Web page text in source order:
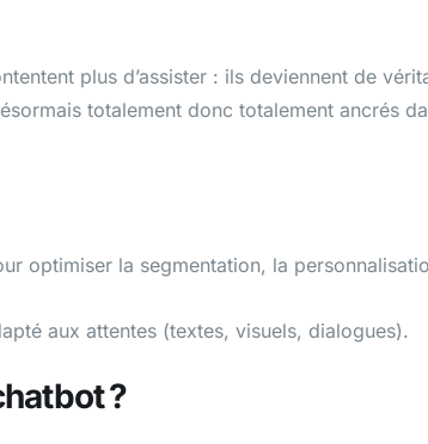
plus d’assister : ils deviennent de
totalement donc totalement ancrés
optimiser la segmentation, la
aux attentes (textes, visuels, dialogues).
?